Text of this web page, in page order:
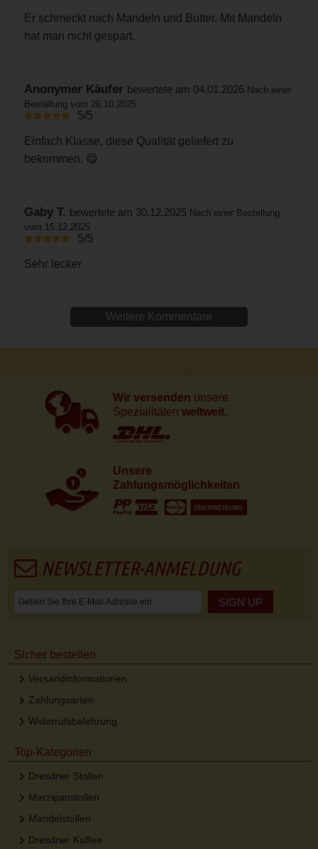
Er schmeckt nach Mandeln und Butter. Mit Mandeln
hat man nicht gespart.
Anonymer Käufer bewertete am 04.01.2026 Nach einer
Bestellung vom 26.10.2025
5/5
Einfach Klasse, diese Qualität geliefert zu
bekommen. 😋
Gaby T. bewertete am 30.12.2025 Nach einer Bestellung
vom 15.12.2025
5/5
Sehr lecker
Weitere Kommentare
Wir versenden unsere
Spezialitäten weltweit.
Unsere
Zahlungsmöglichkeiten
NEWSLETTER-ANMELDUNG
SIGN UP
Sicher bestellen
Versandinformationen
Zahlungsarten
Widerrufsbelehrung
Top-Kategorien
Dresdner Stollen
Marzipanstollen
Mandelstollen
Dresdner Kaffee